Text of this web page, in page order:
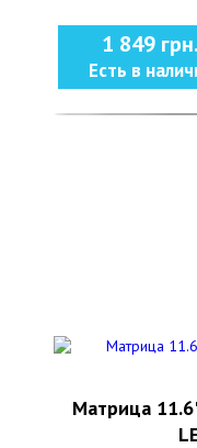
1 849 грн.
Есть в
Матрица